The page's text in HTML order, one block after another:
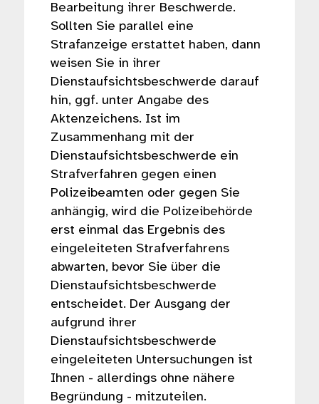
Bearbeitung ihrer Beschwerde.
Sollten Sie parallel eine
Strafanzeige erstattet haben, dann
weisen Sie in ihrer
Dienstaufsichtsbeschwerde darauf
hin, ggf. unter Angabe des
Aktenzeichens. Ist im
Zusammenhang mit der
Dienstaufsichtsbeschwerde ein
Strafverfahren gegen einen
Polizeibeamten oder gegen Sie
anhängig, wird die Polizeibehörde
erst einmal das Ergebnis des
eingeleiteten Strafverfahrens
abwarten, bevor Sie über die
Dienstaufsichtsbeschwerde
entscheidet. Der Ausgang der
aufgrund ihrer
Dienstaufsichtsbeschwerde
eingeleiteten Untersuchungen ist
Ihnen - allerdings ohne nähere
Begründung - mitzuteilen.